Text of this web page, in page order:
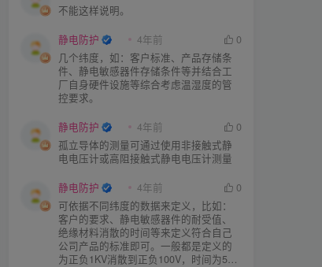
不能这样说明。
静电防护 4年前
0
几个纬度，如：客户标准、产品存储条
件、静电敏感器件存储条件等并结合工
厂自身硬件设施等综合考虑温湿度的管
控要求。
静电防护 4年前
0
孤立导体的测量可通过使用非接触式静
电电压计或高阻接触式静电电压计测量
静电防护 4年前
0
可依据不同纬度的数据来定义，比如：
客户的要求、静电敏感器件的耐受值、
绝缘材料消散的时间等来定义符合自己
公司产品的标准即可。一般都是定义的
为正负1KV消散到正负100V，时间为5S